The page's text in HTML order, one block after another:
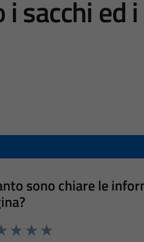
sacchi ed i
sono chiare le